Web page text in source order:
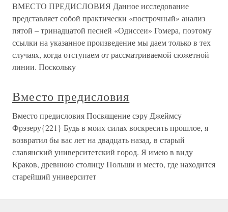
ВМЕСТО ПРЕДИСЛОВИЯ Данное исследование
представляет собой практически «построчный» анализ
пятой – тринадцатой песней «Одиссеи» Гомера, поэтому
ссылки на указанное произведение мы даем только в тех
случаях, когда отступаем от рассматриваемой сюжетной
линии. Поскольку
Вместо предисловия
Вместо предисловия Посвящение сэру Джеймсу
Фрэзеру{221} Будь в моих силах воскресить прошлое, я
возвратил бы вас лет на двадцать назад, в старый
славянский университетский город. Я имею в виду
Краков, древнюю столицу Польши и место, где находится
старейший университет